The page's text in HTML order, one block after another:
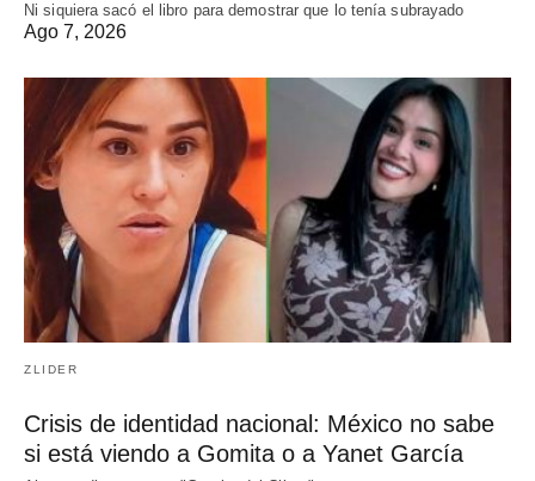
Ni siquiera sacó el libro para demostrar que lo tenía subrayado
Ago 7, 2026
ZLIDER
Crisis de identidad nacional: México no sabe
si está viendo a Gomita o a Yanet García